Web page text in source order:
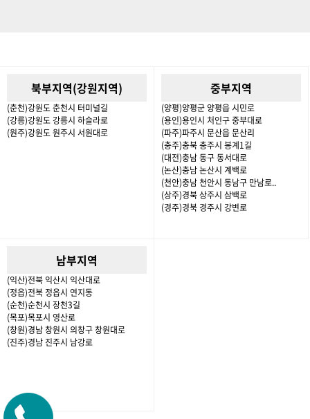
북부지역(강원지역)
(춘천)강원도 춘천시 터미널길
(강릉)강원도 강릉시 하슬라로
(원주)강원도 원주시 서원대로
중부지역
(양평)양평군 양평읍 시민로
(용인)용인시 처인구 중부대로
(파주)파주시 문산읍 문산리
(충주)충북 충주시 봉계1길
(대전)충남 동구 동서대로
(논산)충남 논산시 계백로
(천안)충남 천안시 동남구 만남로..
(상주)경북 상주시 삼백로
(경주)경북 경주시 강변로
남부지역
(익산)전북 익산시 익산대로
(정읍)전북 정읍시 연지동
(순천)순천시 장천3길
(목포)목포시 영산로
(창원)경남 창원시 의창구 창원대로
(진주)경남 진주시 남강로